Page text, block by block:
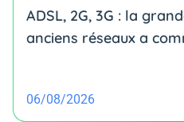
ADSL, 2G, 3G : la
anciens réseaux a
06/08/2026